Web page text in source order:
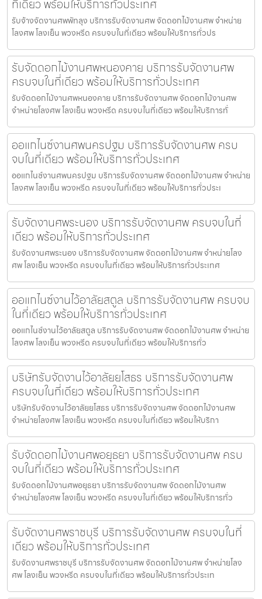
ที่เดียว พร้อมให้บริการทั่วประเทศ
รับจ้างจัดงานศพพัทลุง บริการรับจัดงานศพ จัดดอกไม้งานศพ จำหน่าย
โลงศพ โลงเย็น พวงหรีด ครบจบในที่เดียว พร้อมให้บริการทั่วปร
รับจัดดอกไม้งานศพหนองคาย บริการรับจัดงานศพ
ครบจบในที่เดียว พร้อมให้บริการทั่วประเทศ
รับจัดดอกไม้งานศพหนองคาย บริการรับจัดงานศพ จัดดอกไม้งานศพ
จำหน่ายโลงศพ โลงเย็น พวงหรีด ครบจบในที่เดียว พร้อมให้บริการทั่
ออแกไนซ์งานศพนครปฐม บริการรับจัดงานศพ ครบ
จบในที่เดียว พร้อมให้บริการทั่วประเทศ
ออแกไนซ์งานศพนครปฐม บริการรับจัดงานศพ จัดดอกไม้งานศพ จำหน่าย
โลงศพ โลงเย็น พวงหรีด ครบจบในที่เดียว พร้อมให้บริการทั่วประเ
รับจัดงานศพระนอง บริการรับจัดงานศพ ครบจบในที่
เดียว พร้อมให้บริการทั่วประเทศ
รับจัดงานศพระนอง บริการรับจัดงานศพ จัดดอกไม้งานศพ จำหน่ายโลง
ศพ โลงเย็น พวงหรีด ครบจบในที่เดียว พร้อมให้บริการทั่วประเทศ
ออแกไนซ์งานไว้อาลัยสตูล บริการรับจัดงานศพ ครบจบ
ในที่เดียว พร้อมให้บริการทั่วประเทศ
ออแกไนซ์งานไว้อาลัยสตูล บริการรับจัดงานศพ จัดดอกไม้งานศพ จำหน่าย
โลงศพ โลงเย็น พวงหรีด ครบจบในที่เดียว พร้อมให้บริการทั่ว
บริษัทรับจัดงานไว้อาลัยยโสธร บริการรับจัดงานศพ
ครบจบในที่เดียว พร้อมให้บริการทั่วประเทศ
บริษัทรับจัดงานไว้อาลัยยโสธร บริการรับจัดงานศพ จัดดอกไม้งานศพ
จำหน่ายโลงศพ โลงเย็น พวงหรีด ครบจบในที่เดียว พร้อมให้บริกา
รับจัดดอกไม้งานศพอยุธยา บริการรับจัดงานศพ ครบ
จบในที่เดียว พร้อมให้บริการทั่วประเทศ
รับจัดดอกไม้งานศพอยุธยา บริการรับจัดงานศพ จัดดอกไม้งานศพ
จำหน่ายโลงศพ โลงเย็น พวงหรีด ครบจบในที่เดียว พร้อมให้บริการทั่ว
รับจัดงานศพราชบุรี บริการรับจัดงานศพ ครบจบในที่
เดียว พร้อมให้บริการทั่วประเทศ
รับจัดงานศพราชบุรี บริการรับจัดงานศพ จัดดอกไม้งานศพ จำหน่ายโลง
ศพ โลงเย็น พวงหรีด ครบจบในที่เดียว พร้อมให้บริการทั่วประเท